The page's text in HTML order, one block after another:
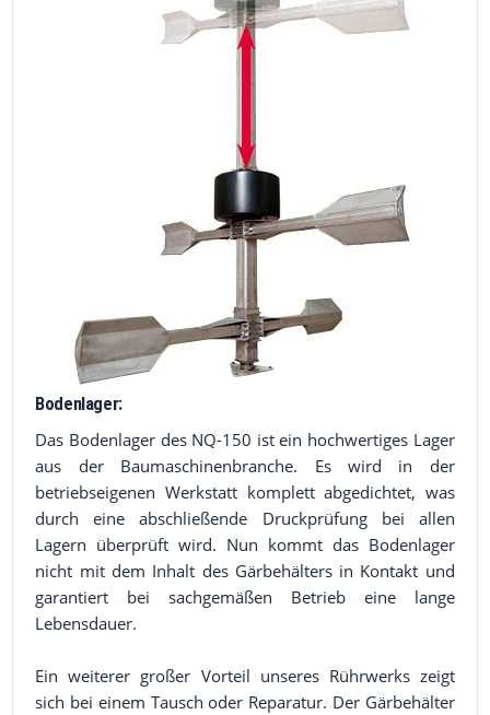
Bodenlager:
Das Bodenlager des NQ-150 ist ein hochwertiges Lager
aus der Baumaschinenbranche. Es wird in der
betriebseigenen Werkstatt komplett abgedichtet, was
durch eine abschließende Druckprüfung bei allen
Lagern überprüft wird. Nun kommt das Bodenlager
nicht mit dem Inhalt des Gärbehälters in Kontakt und
garantiert bei sachgemäßen Betrieb eine lange
Lebensdauer.
Ein weiterer großer Vorteil unseres Rührwerks zeigt
sich bei einem Tausch oder Reparatur. Der Gärbehälter